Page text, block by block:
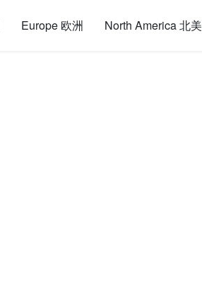
Europe 欧洲 North America 北美